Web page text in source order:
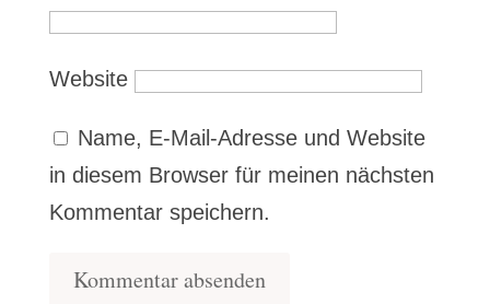
Website
Name, E-Mail-Adresse und Website
in diesem Browser für meinen nächsten
Kommentar speichern.